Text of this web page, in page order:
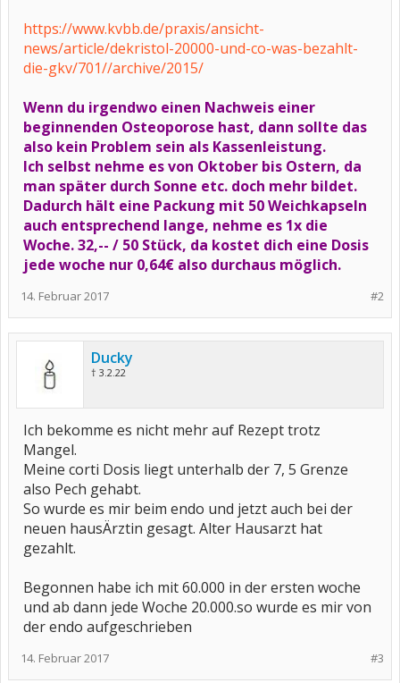
https://www.kvbb.de/praxis/ansicht-
news/article/dekristol-20000-und-co-was-bezahlt-
die-gkv/701//archive/2015/
Wenn du irgendwo einen Nachweis einer
beginnenden Osteoporose hast, dann sollte das
also kein Problem sein als Kassenleistung.
Ich selbst nehme es von Oktober bis Ostern, da
man später durch Sonne etc. doch mehr bildet.
Dadurch hält eine Packung mit 50 Weichkapseln
auch entsprechend lange, nehme es 1x die
Woche. 32,-- / 50 Stück, da kostet dich eine Dosis
jede woche nur 0,64€ also durchaus möglich.
#2
14. Februar 2017
Ducky
† 3.2.22
Ich bekomme es nicht mehr auf Rezept trotz
Mangel.
Meine corti Dosis liegt unterhalb der 7, 5 Grenze
also Pech gehabt.
So wurde es mir beim endo und jetzt auch bei der
neuen hausÄrztin gesagt. Alter Hausarzt hat
gezahlt.
Begonnen habe ich mit 60.000 in der ersten woche
und ab dann jede Woche 20.000.so wurde es mir von
der endo aufgeschrieben
#3
14. Februar 2017